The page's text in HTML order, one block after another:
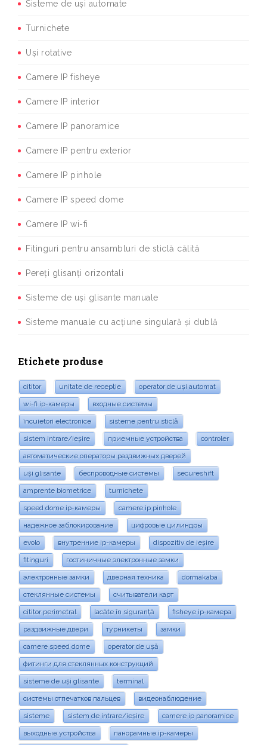
Sisteme de uși automate
Turnichete
Uși rotative
Camere IP fisheye
Camere IP interior
Camere IP panoramice
Camere IP pentru exterior
Camere IP pinhole
Camere IP speed dome
Camere IP wi-fi
Fitinguri pentru ansambluri de sticlă călită
Pereți glisanți orizontali
Sisteme de uși glisante manuale
Sisteme manuale cu acțiune singulară și dublă
Etichete produse
cititor unitate de recepție operator de uși automat
wi-fi ip-камеры входные системы
încuietori electronice sisteme pentru sticlă
sistem intrare/ieșire приемные устройства controler
автоматические операторы раздвижных дверей
uși glisante беспроводные системы secureshift
amprente biometrice turnichete
speed dome ip-камеры camere ip pinhole
надежное заблокирование цифровые цилиндры
evolo внутренние ip-камеры dispozitiv de ieșire
fitinguri гостиничные электронные замки
электронные замки дверная техника dormakaba
стеклянные системы считыватели карт
cititor perimetral lacăte în siguranță fisheye ip-камера
раздвижные двери турникеты замки
camere speed dome operator de ușă
фитинги для стеклянных конструкций
sisteme de uși glisante terminal
системы отпечатков пальцев видеонаблюдение
sisteme sistem de intrare/ieșire camere ip panoramice
выходные устройства панорамные ip-камеры